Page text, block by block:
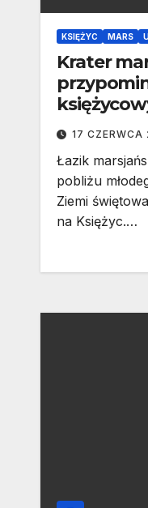
KSIĘŻYC MARS
Krater
17 CZERWCA
Łazik
pobliżu
Ziemi
na Księżyc.…